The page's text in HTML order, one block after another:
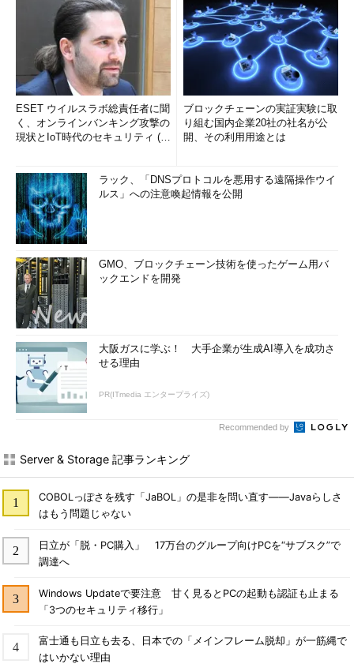
ESET ウイルスラボ総責任者に聞
く、オンラインバンキング攻撃の
現状とIoT時代のセキュリティ (1/
ブロックチェーンの実証実験に取
り組む国内企業20社の社名が公
開、その利用用途とは
ラック、「DNSプロトコルを悪用する遠隔操作ウイ
ルス」への注意喚起情報を公開
GMO、ブロックチェーン技術を使ったゲーム用バ
ックエンドを開発
大阪ガスに学ぶ！ 大手企業が生成AI導入を成功さ
せる理由
PR(ITmedia エンタープライズ)
Recommended by
Server & Storage 記事ランキング
COBOLっぽさを残す「JaBOL」の是非を問い直す――Javaらしさ
はもう問題じゃない
日立が「脱・PC購入」 17万台のグループ向けPCを“サブスク”で
調達へ
Windows Updateで要注意 甘く見るとPCの起動も認証も止まる
「3つのセキュリティ移行」
富士通も日立も去る、日本での「メインフレーム脱却」が一筋縄で
はいかない理由